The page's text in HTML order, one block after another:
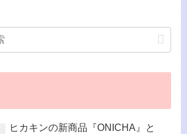
ヒカキンの新商品『ONICHA』と